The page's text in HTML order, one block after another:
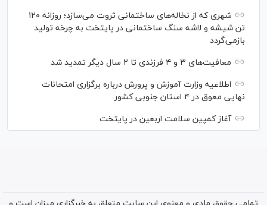
شهری که از نخاله‌های ساختمانی ثروت می‌سازد؛ روزانه ۱۲۰
تن شیشه و لاشه سنگ ساختمانی در پایتخت به چرخه تولید
بازمی‌گردد
معافیت‌های ۳ و ۴ فرزندی تا ۲ سال دیگر تمدید شد
اطلاعیه وزارت آموزش و پرورش درباره برگزاری امتحانات
نهایی معوق در ۴ استان جنوبی کشور
آغاز کمپین سلامت اربعین در پایتخت